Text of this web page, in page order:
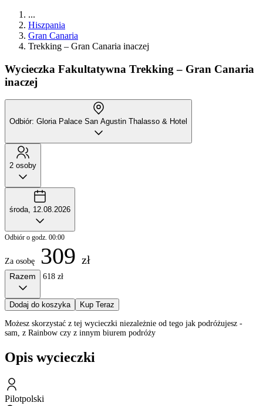
...
Hiszpania
Gran Canaria
Trekking – Gran Canaria inaczej
Wycieczka Fakultatywna Trekking – Gran Canaria
inaczej
Odbiór: Gloria Palace San Agustin Thalasso & Hotel
2 osoby
środa, 12.08.2026
Odbiór o godz. 00:00
Za osobę 309 zł
Razem 618 zł
Dodaj do koszyka Kup Teraz
Możesz skorzystać z tej wycieczki niezależnie od tego jak podróżujesz -
sam, z Rainbow czy z innym biurem podróży
Opis wycieczki
Pilotpolski